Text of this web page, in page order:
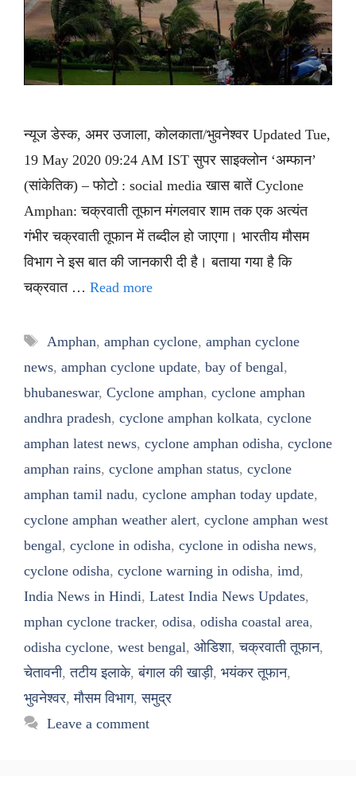
न्यूज डेस्क, अमर उजाला, कोलकाता/भुवनेश्वर Updated Tue,
19 May 2020 09:24 AM IST सुपर साइक्लोन ‘अम्फान’
(सांकेतिक) – फोटो : social media खास बातें Cyclone
Amphan: चक्रवाती तूफान मंगलवार शाम तक एक अत्यंत
गंभीर चक्रवाती तूफान में तब्दील हो जाएगा। भारतीय मौसम
विभाग ने इस बात की जानकारी दी है। बताया गया है कि
चक्रवात … Read more
Tags
Amphan, amphan cyclone, amphan cyclone
news, amphan cyclone update, bay of bengal,
bhubaneswar, Cyclone amphan, cyclone amphan
andhra pradesh, cyclone amphan kolkata, cyclone
amphan latest news, cyclone amphan odisha, cyclone
amphan rains, cyclone amphan status, cyclone
amphan tamil nadu, cyclone amphan today update,
cyclone amphan weather alert, cyclone amphan west
bengal, cyclone in odisha, cyclone in odisha news,
cyclone odisha, cyclone warning in odisha, imd,
India News in Hindi, Latest India News Updates,
mphan cyclone tracker, odisa, odisha coastal area,
odisha cyclone, west bengal, ओडिशा,चक्रवाती तूफान,
चेतावनी,तटीय इलाके,बंगाल की खाड़ी, भयंकर तूफान,
भुवनेश्वर,मौसम विभाग,समुद्र
Leave a comment